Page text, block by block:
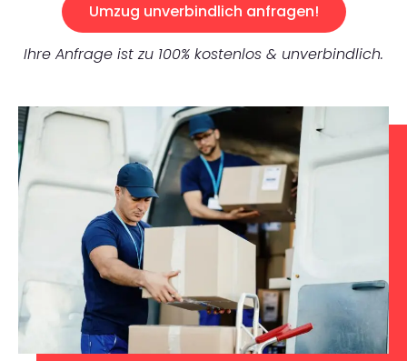
Umzug unverbindlich anfragen!
Ihre Anfrage ist zu 100% kostenlos & unverbindlich.